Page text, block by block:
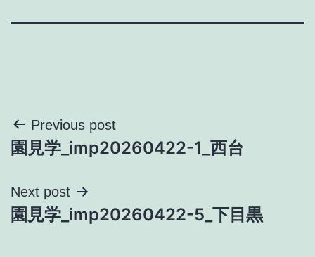
投
稿
ナ
ビ
Previous post
園見学_imp20260422-1_西台
Next post
園見学_imp20260422-5_下目黒